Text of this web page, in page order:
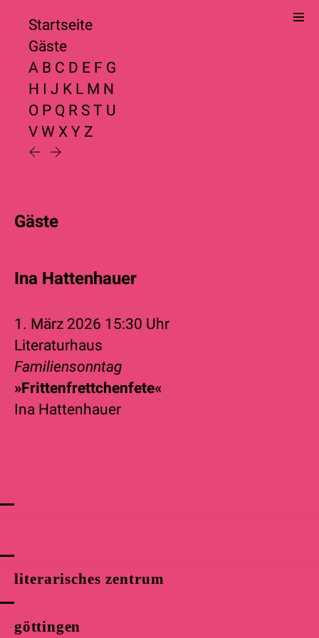
literarisches zentrum
göttingen
Startseite
Gäste
A B C D E F G
H I J K L M N
O P Q R S T U
V W X Y Z
Gäste
Ina Hattenhauer
1. März 2026 15:30 Uhr
Literaturhaus
Familiensonntag
»Frittenfrettchenfete«
Ina Hattenhauer